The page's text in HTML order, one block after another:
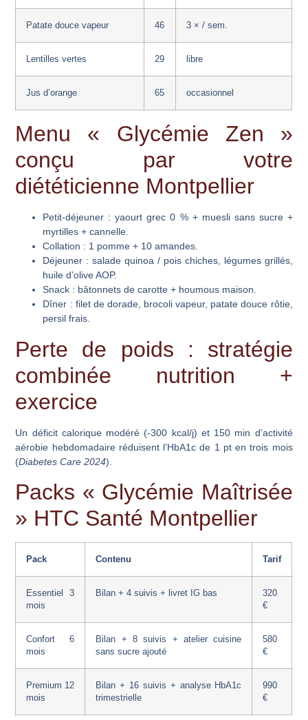
Patate douce vapeur 46 3 × / sem.
Lentilles vertes 29 libre
Jus d’orange 65 occasionnel
Menu « Glycémie Zen »
conçu par votre
diététicienne Montpellier
Petit-déjeuner : yaourt grec 0 % + muesli sans sucre +
myrtilles + cannelle.
Collation : 1 pomme + 10 amandes.
Déjeuner : salade quinoa / pois chiches, légumes grillés,
huile d’olive AOP.
Snack : bâtonnets de carotte + houmous maison.
Dîner : filet de dorade, brocoli vapeur, patate douce rôtie,
persil frais.
Perte de poids : stratégie
combinée nutrition +
exercice
Un déficit calorique modéré (-300 kcal/j) et 150 min d’activité
aérobie hebdomadaire réduisent l’HbA1c de 1 pt en trois mois
(Diabetes Care 2024).
Packs « Glycémie Maîtrisée
» HTC Santé Montpellier
Pack Contenu Tarif
Essentiel 3
mois
Bilan + 4 suivis + livret IG bas
320
€
Confort 6
mois
Bilan + 8 suivis + atelier cuisine
sans sucre ajouté
580
€
Premium 12
mois
Bilan + 16 suivis + analyse HbA1c
trimestrielle
990
€